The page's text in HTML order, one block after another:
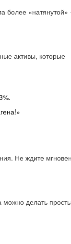
более
активы, которые
Не ждите
можно делать